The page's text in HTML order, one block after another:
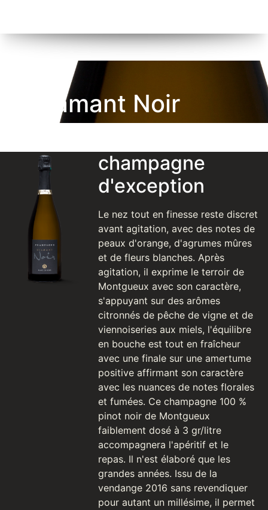
Diamant Noir
champagne
d'exception
Le nez tout en finesse reste discret
avant agitation, avec des notes de
peaux d'orange, d'agrumes mûres
et de fleurs blanches. Après
agitation, il exprime le terroir de
Montgueux avec son caractère,
s'appuyant sur des arômes
citronnés de pêche de vigne et de
viennoiseries aux miels, l'équilibre
en bouche est tout en fraîcheur
avec une finale sur une amertume
positive affirmant son caractère
avec les nuances de notes florales
et fumées. Ce champagne 100 %
pinot noir de Montgueux
faiblement dosé à 3 gr/litre
accompagnera l'apéritif et le
repas. Il n'est élaboré que les
grandes années. Issu de la
vendange 2016 sans revendiquer
pour autant un millésime, il permet